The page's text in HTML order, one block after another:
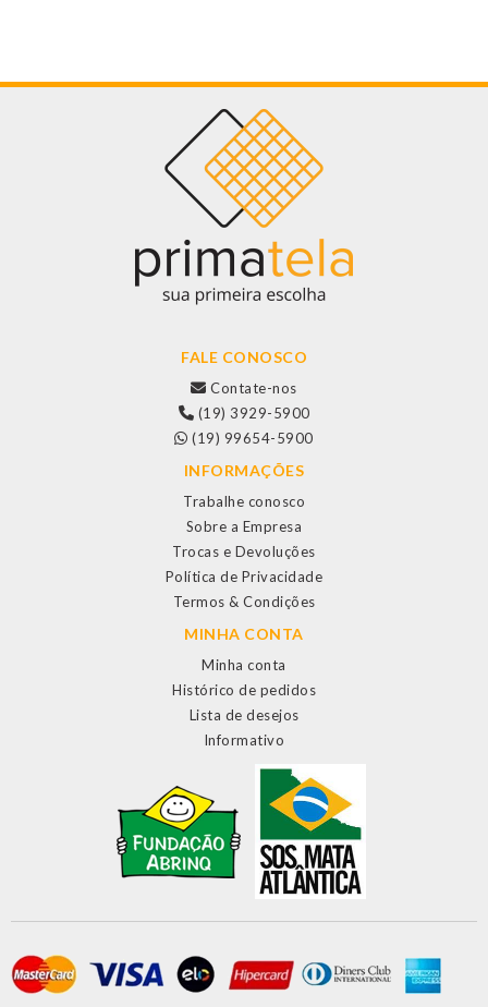
FALE CONOSCO
Contate-nos
(19) 3929-5900
(19) 99654-5900
INFORMAÇÕES
Trabalhe conosco
Sobre a Empresa
Trocas e Devoluções
Política de Privacidade
Termos & Condições
MINHA CONTA
Minha conta
Histórico de pedidos
Lista de desejos
Informativo